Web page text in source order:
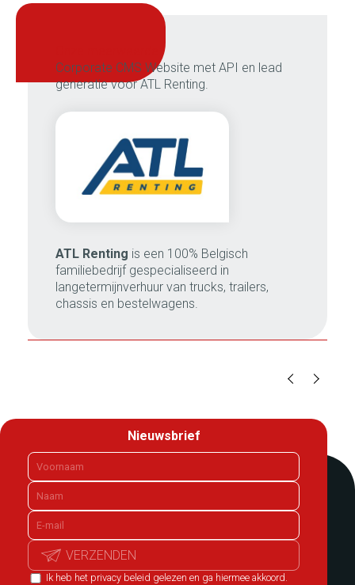
Corporate CMS Website met API en lead
generatie voor ATL Renting.
ATL Renting is een 100% Belgisch
familiebedrijf gespecialiseerd in
langetermijnverhuur van trucks, trailers,
chassis en bestelwagens.
Nieuwsbrief
Ik heb het privacy beleid gelezen en ga hiermee akkoord.
VERZENDEN